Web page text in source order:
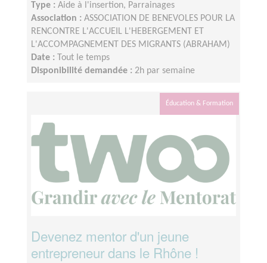
Type : Aide à l'insertion, Parrainages
Association : ASSOCIATION DE BENEVOLES POUR LA
RENCONTRE L'ACCUEIL L'HEBERGEMENT ET
L'ACCOMPAGNEMENT DES MIGRANTS (ABRAHAM)
Date :
Tout le temps
Disponibilité demandée : 2h par semaine
Éducation & Formation
Devenez mentor d'un jeune
entrepreneur dans le Rhône !